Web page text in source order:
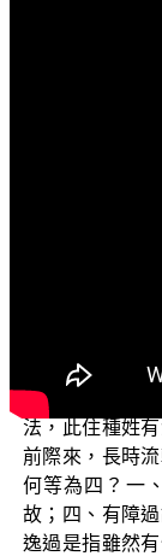
涅槃法緣當中
因緣，論中這
法，此住種姓
前際來，長時
何等為四？一
故；四、有障
逸過是指雖然